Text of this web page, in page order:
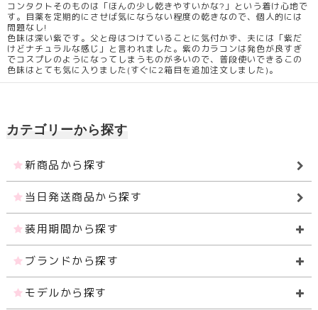
コンタクトそのものは「ほんの少し乾きやすいかな?」という着け心地で
す。目薬を定期的にさせば気にならない程度の乾きなので、個人的には
問題なし!
色味は深い紫です。父と母はつけていることに気付かず、夫には「紫だ
けどナチュラルな感じ」と言われました。紫のカラコンは発色が良すぎ
でコスプレのようになってしまうものが多いので、普段使いできるこの
色味はとても気に入りました(すぐに2箱目を追加注文しました)。
カテゴリーから探す
新商品から探す
当日発送商品から探す
装用期間から探す
ブランドから探す
モデルから探す